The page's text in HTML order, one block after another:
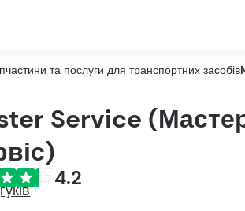
та послуги для транспортних засобів
Service
4.2